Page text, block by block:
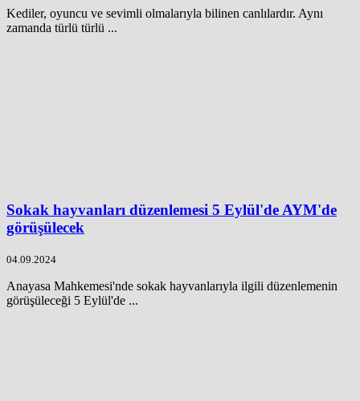
Kediler, oyuncu ve sevimli olmalarıyla bilinen canlılardır. Aynı
zamanda türlü türlü ...
Sokak hayvanları düzenlemesi 5 Eylül'de AYM'de
görüşülecek
04.09.2024
Anayasa Mahkemesi'nde sokak hayvanlarıyla ilgili düzenlemenin
görüşüleceği 5 Eylül'de ...